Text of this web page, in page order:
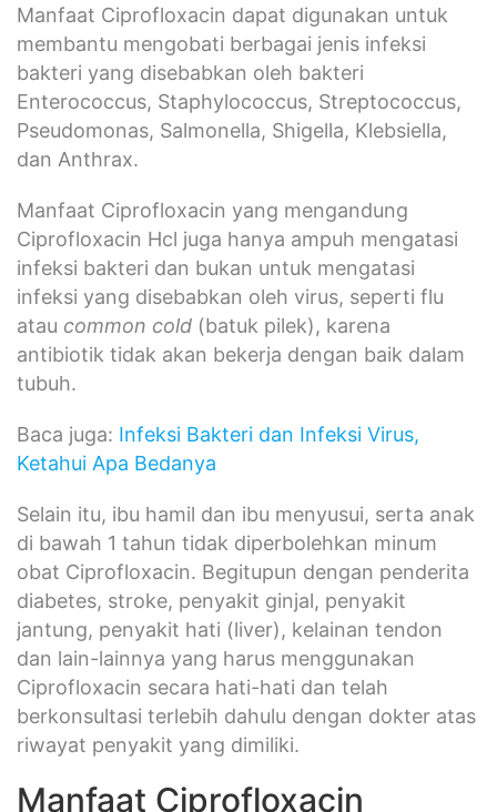
Manfaat Ciprofloxacin dapat digunakan untuk
membantu mengobati berbagai jenis infeksi
bakteri yang disebabkan oleh bakteri
Enterococcus, Staphylococcus, Streptococcus,
Pseudomonas, Salmonella, Shigella, Klebsiella,
dan Anthrax.
Manfaat Ciprofloxacin yang mengandung
Ciprofloxacin Hcl juga hanya ampuh mengatasi
infeksi bakteri dan bukan untuk mengatasi
infeksi yang disebabkan oleh virus, seperti flu
atau common cold (batuk pilek), karena
antibiotik tidak akan bekerja dengan baik dalam
tubuh.
Baca juga: Infeksi Bakteri dan Infeksi Virus,
Ketahui Apa Bedanya
Selain itu, ibu hamil dan ibu menyusui, serta anak
di bawah 1 tahun tidak diperbolehkan minum
obat Ciprofloxacin. Begitupun dengan penderita
diabetes, stroke, penyakit ginjal, penyakit
jantung, penyakit hati (liver), kelainan tendon
dan lain-lainnya yang harus menggunakan
Ciprofloxacin secara hati-hati dan telah
berkonsultasi terlebih dahulu dengan dokter atas
riwayat penyakit yang dimiliki.
Manfaat Ciprofloxacin